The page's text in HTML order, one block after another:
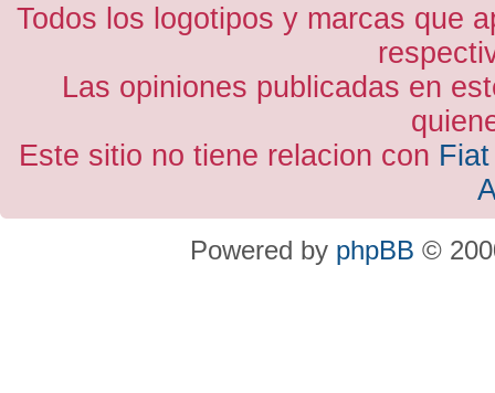
Todos los logotipos y marcas que
Las opiniones publicadas en
Este sitio no tiene relacion con
Powered by phpBB ©